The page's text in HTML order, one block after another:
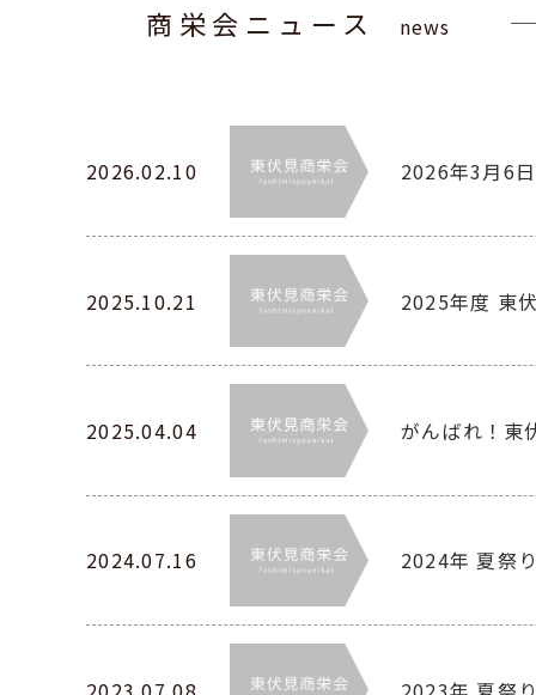
商栄会ニュース news
2026.02.10 2026年3月6
2025.10.21 2025年度 東
2025.04.04 がんばれ！東
2024.07.16 2024年 夏祭